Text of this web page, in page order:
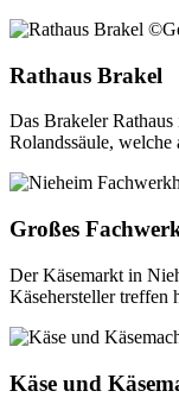
Rathaus Brakel
Das Brakeler
Rolandssäule, welche
Großes
Der Käsemarkt in
Käsehersteller treffen
Käse und